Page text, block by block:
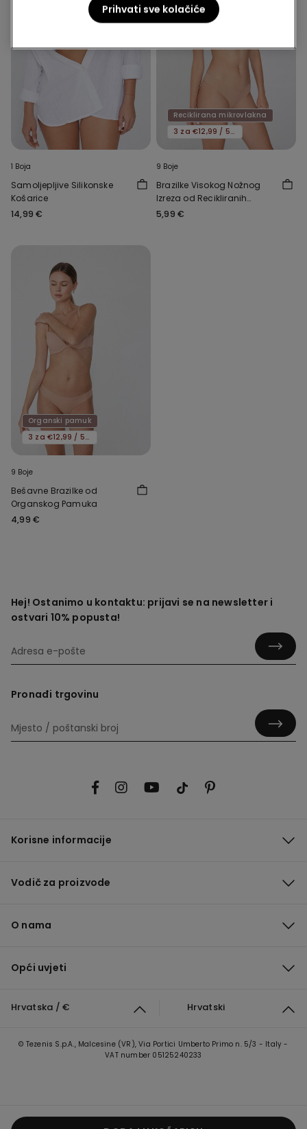
1 Boja
Samoljepljive Silikonske
Košarice
14,99 €
Reciklirana mikrovlakna
3 za €12,99 / 5 za €19,99
9 Boje
Brazilke Visokog Nožnog
Izreza od Recikliranih
Mikrovlakana sa Sirovim
5,99 €
Organski pamuk
3 za €12,99 / 5 za €19,99
9 Boje
Bešavne Brazilke od
Organskog Pamuka
4,99 €
Hej! Ostanimo u kontaktu: prijavi se na newsletter i
ostvari 10% popusta!
Pronađi trgovinu
Korisne informacije
Vodič za proizvode
O nama
Opći uvjeti
Hrvatska / € Hrvatski
© Tezenis S.p.A., Malcesine (VR), Via Portici Umberto Primo n. 5/3 - Italy -
VAT number 05125240233
Prihvati sve kolačiće